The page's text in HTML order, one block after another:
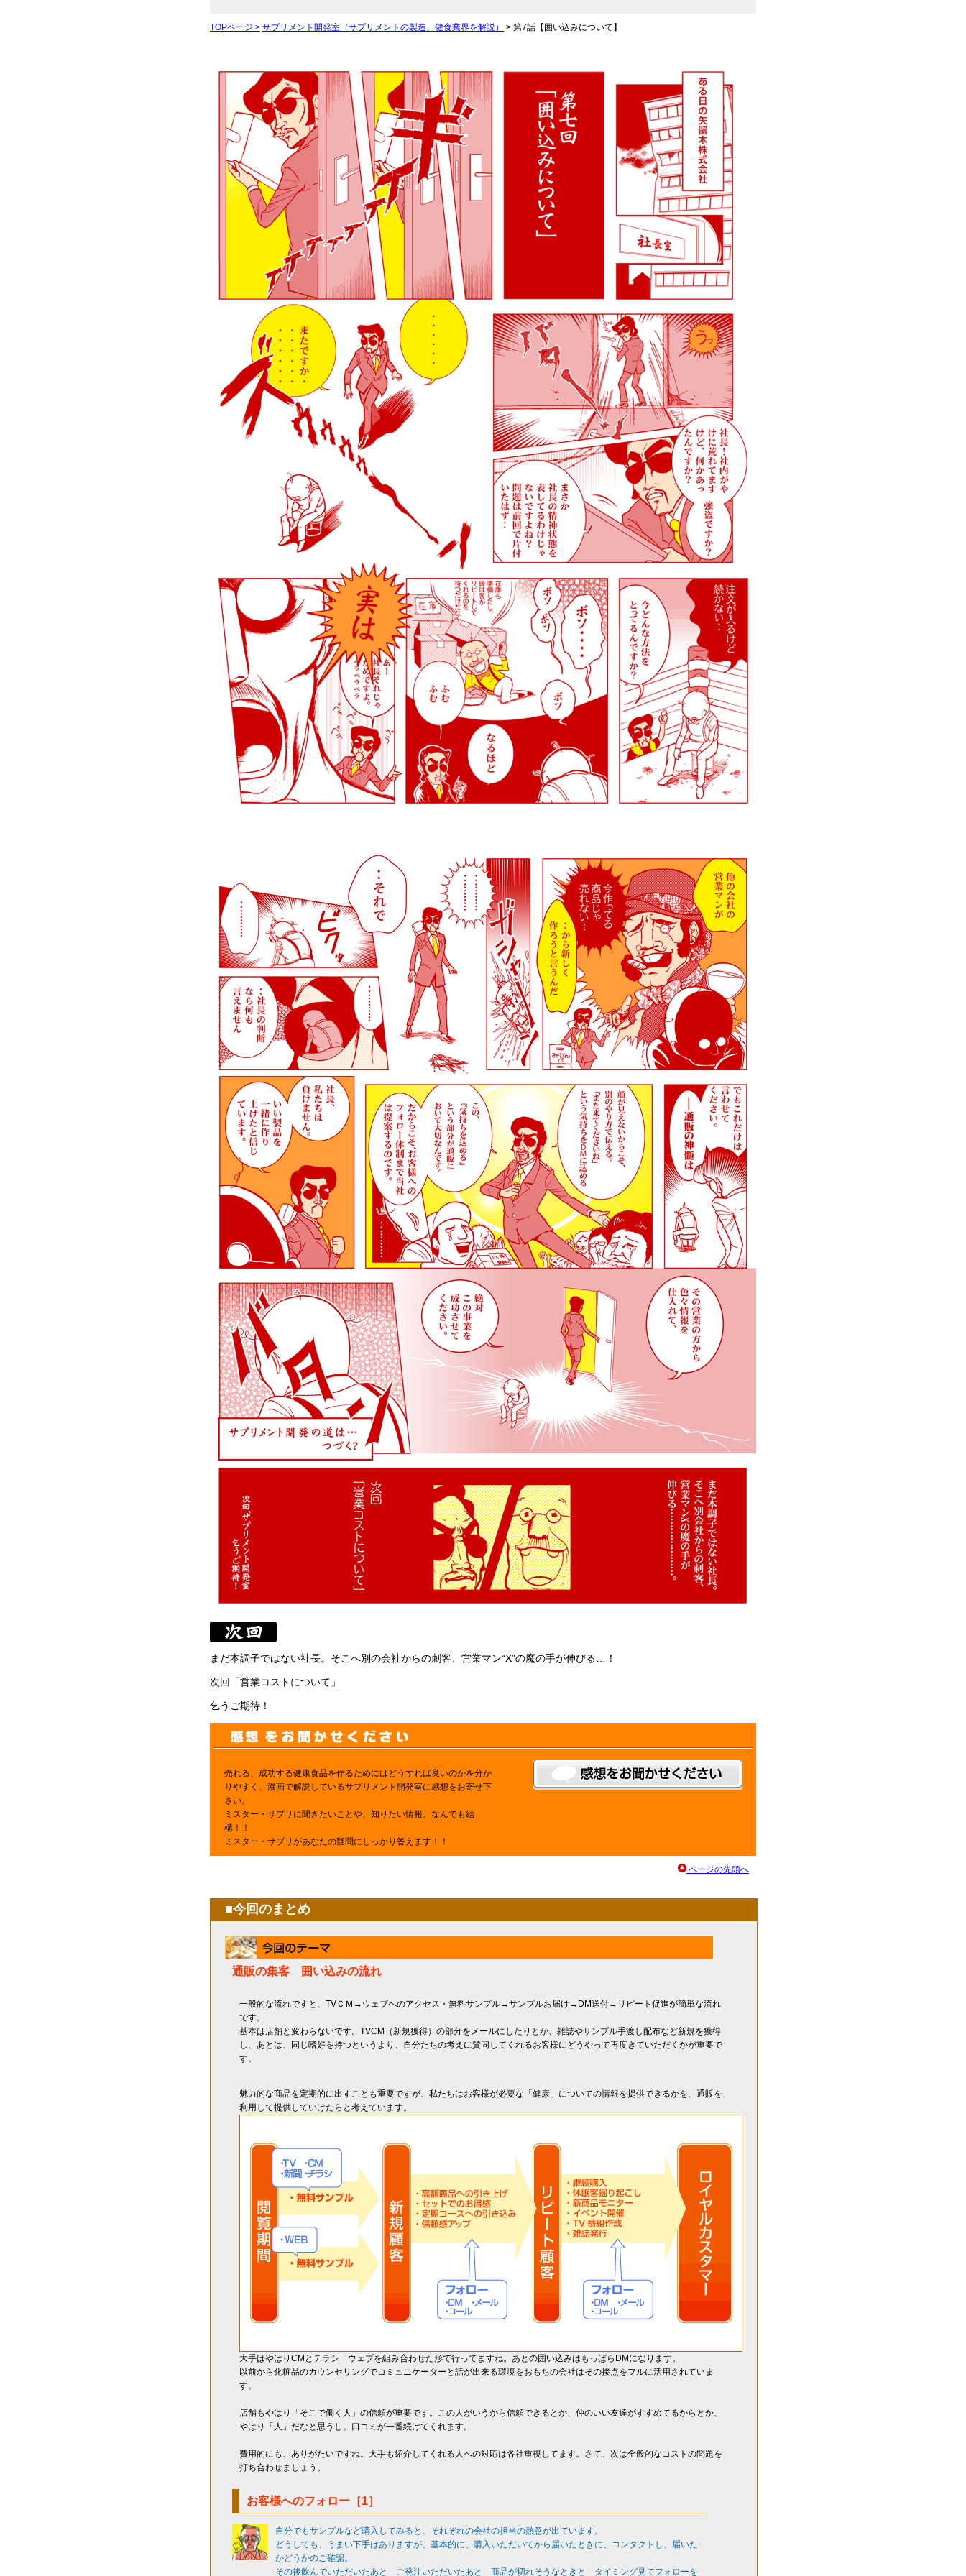
TOPページ > サプリメント開発室（サプリメントの製造、健食業界を解説） > 第7話【囲い込みについて】
まだ本調子ではない社長。そこへ別の会社からの刺客、営業マン“X”の魔の手が伸びる…！
次回「営業コストについて」
乞うご期待！
売れる、成功する健康食品を作るためにはどうすれば良いのかを分か
りやすく、漫画で解説しているサプリメント開発室に感想をお寄せ下
さい。
ミスター・サプリに聞きたいことや、知りたい情報、なんでも結
構！！
ミスター・サプリがあなたの疑問にしっかり答えます！！
ページの先頭へ
■今回のまとめ
通販の集客 囲い込みの流れ
一般的な流れですと、TVＣＭ→ウェブへのアクセス・無料サンプル→サンプルお届け→DM送付→リピート促進が簡単な流れ
です。
基本は店舗と変わらないです。TVCM（新規獲得）の部分をメールにしたりとか、雑誌やサンプル手渡し配布など新規を獲得
し、あとは、同じ嗜好を持つというより、自分たちの考えに賛同してくれるお客様にどうやって再度きていただくかが重要で
す。
魅力的な商品を定期的に出すことも重要ですが、私たちはお客様が必要な「健康」についての情報を提供できるかを、通販を
利用して提供していけたらと考えています。
大手はやはりCMとチラシ ウェブを組み合わせた形で行ってますね。あとの囲い込みはもっぱらDMになります。
以前から化粧品のカウンセリングでコミュニケーターと話が出来る環境をおもちの会社はその接点をフルに活用されていま
す。
店舗もやはり「そこで働く人」の信頼が重要です。この人がいうから信頼できるとか、仲のいい友達がすすめてるからとか、
やはり「人」だなと思うし。口コミが一番続けてくれます。
費用的にも、ありがたいですね。大手も紹介してくれる人への対応は各社重視してます。さて、次は全般的なコストの問題を
打ち合わせましょう。
お客様へのフォロー［1］
自分でもサンプルなど購入してみると、それぞれの会社の担当の熱意が出ています。
どうしても、うまい下手はありますが、基本的に、購入いただいてから届いたときに、コンタクトし、届いた
かどうかのご確認。
その後飲んでいただいたあと ご発注いただいたあと 商品が切れそうなときと タイミング見てフォローを